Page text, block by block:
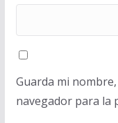
Guarda mi
navegador para la